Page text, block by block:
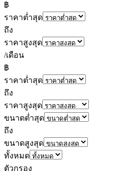
฿
ราคาต่ำสุด
ถึง
ราคาสูงสุด
/เดือน
฿
ราคาต่ำสุด
ถึง
ราคาสูงสุด
ขนาดต่ำสุด
ถึง
ขนาดสูงสุด
ทั้งหมด
ตัวกรอง